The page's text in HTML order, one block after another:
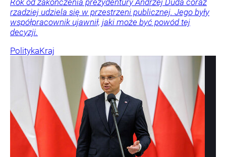
Rok od zakończenia prezydentury Andrzej Duda coraz
rzadziej udziela się w przestrzeni publicznej. Jego były
współpracownik ujawnił, jaki może być powód tej
decyzji.
PolitykaKraj